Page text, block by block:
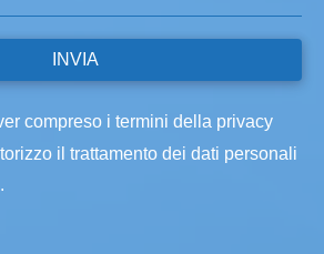
compreso i termini della privacy
il trattamento dei dati personali